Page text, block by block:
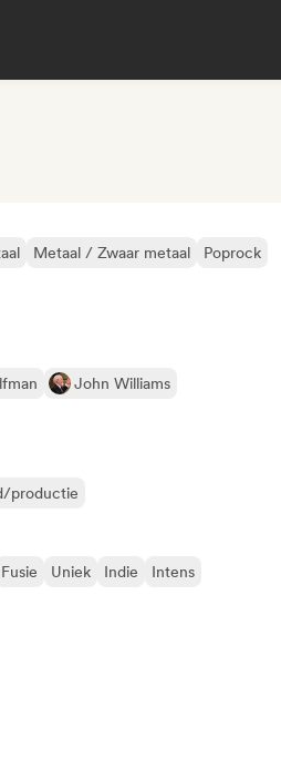
Metaal / Zwaar metaal Poprock
John Williams
productie
Fusie Uniek Indie
Intens